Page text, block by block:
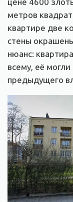
метров
квартире две
стены
нюанс:
всему, её
предыдущего